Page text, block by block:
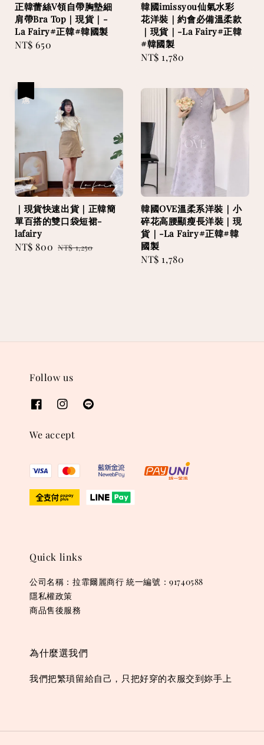
正韓蕾絲V領自帶胸墊細
肩帶Bra Top｜現貨｜-
La Fairy#正韓#韓國製
Regular
NT$ 650
韓國imissyou仙氣水彩
花洋裝｜約會必備溫柔款
｜現貨｜-La Fairy#正韓
#韓國製
Regular
NT$ 1,780
｜現貨快速出貨｜正韓簡
單百搭的雙口袋短裙-
lafairy
Sale
NT$ 800 Regular
NT$ 1,250
韓國OVE溫柔系洋裝｜小
碎花高腰顯瘦長洋裝｜現
貨｜-La Fairy#正韓#韓
國製
Regular
NT$ 1,780
Follow us
We accept
Quick links
公司名稱：拉霏爾麗商行 統一編號：91740588
隱私權政策
商品售後服務
為什麼選我們
我們把繁瑣留給自己，只把好穿的衣服交到妳手上